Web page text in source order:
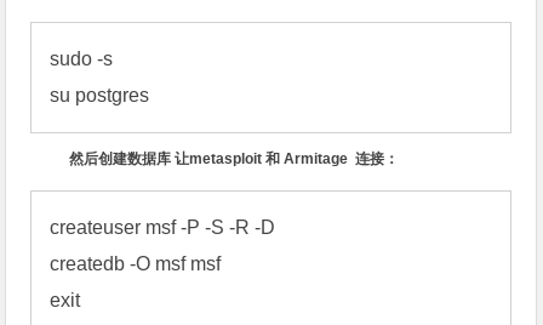
sudo -s
su postgres
然后创建数据库 让metasploit和 Armitage连接：
createuser msf -P -S -R -D
createdb -O msf msf
exit